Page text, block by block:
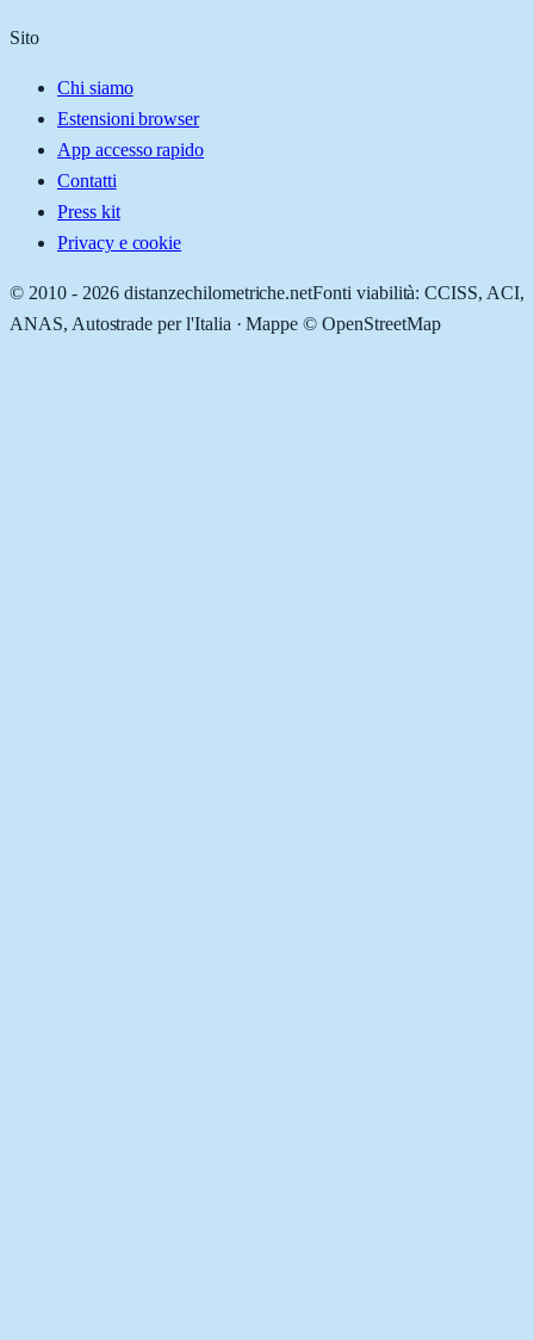
Sito
Chi siamo
Estensioni browser
App accesso rapido
Contatti
Press kit
Privacy e cookie
© 2010 - 2026 distanzechilometriche.netFonti viabilità: CCISS, ACI,
ANAS, Autostrade per l'Italia · Mappe © OpenStreetMap